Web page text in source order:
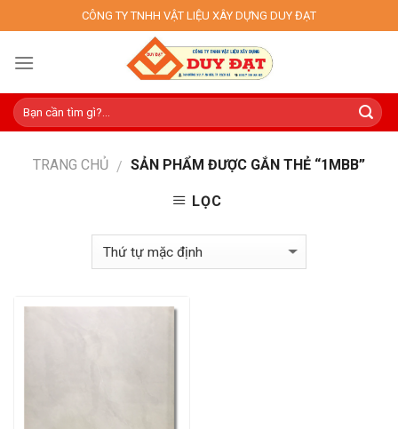
to
content
CÔNG TY TNHH VẬT LIỆU XÂY DỰNG DUY ĐẠT
TRANG CHỦ / SẢN PHẨM ĐƯỢC GẮN THẺ “1MBB”
LỌC